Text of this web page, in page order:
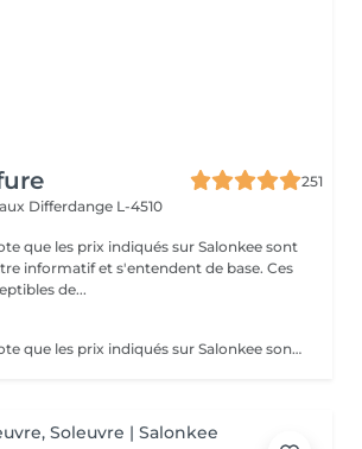
251
Differdange L-4510
que les prix indiqués sur Salonkee sont
informatif et s'entendent de base. Ces
de...
Veuillez prendre note que les prix indiqués sur Salonkee sont communiqués à titre informatif et s'entendent de base. Ces derniers sont susceptibles de varier selon le diagnostic réalisé à votre arrivée au salon et l'expertise du professionnel à qui vous confiez votre beauté. Dans tous les cas, un devis précis vous sera proposé et toutes réalisations de prestations seront effectuées avec votre accord. Un grand merci d'avance pour votre compréhension. Au plaisir de vous revoir très vite.